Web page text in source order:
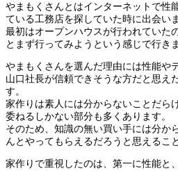
やまもくさんとはインターネットで性
ている工務店を探していた時に出会い
最初はオープンハウスが行われていた
とまず行ってみようという感じで行き
やまもくさんを選んだ理由には性能や
山口社長が信頼できそうな方だと思え
す。
家作りは素人には分からないことだら
委ねるしかない部分も多くあります。
そのため、知識の無い買い手には分か
んとやってもらえるだろうと思えるこ
家作りで重視したのは、第一に性能と